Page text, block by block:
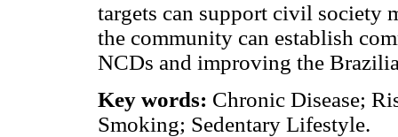
targets can support civil society
the community can establish
NCDs and improving the
Key words: Chronic Disease;
Smoking; Sedentary Lifestyle.